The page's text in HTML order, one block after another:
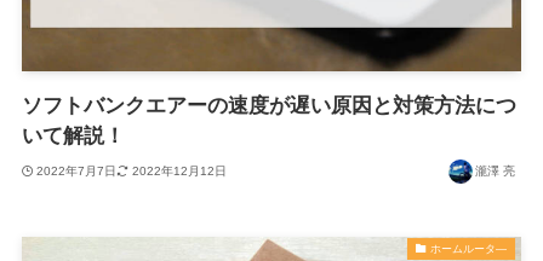
ソフトバンクエアーの速度が遅い原因と対策方法につ
いて解説！
2022年7月7日 2022年12月12日 瀧澤 亮
ホームルータ―